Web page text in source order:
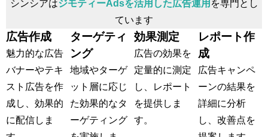
シンシアはジモティーAdsを活用した広告運用 を専門とし
ています
広告作成
魅力的な広告
バナーやテキ
スト広告を作
成し、効果的
に配信しま
ターゲティ
ング
地域やターゲ
ット層に応じ
た効果的なタ
ーゲティング
効果測定
広告の効果を
定量的に測定
し、レポート
を提供しま
す。
レポート作
成
広告キャンペ
ーンの結果を
詳細に分析
し、改善点を